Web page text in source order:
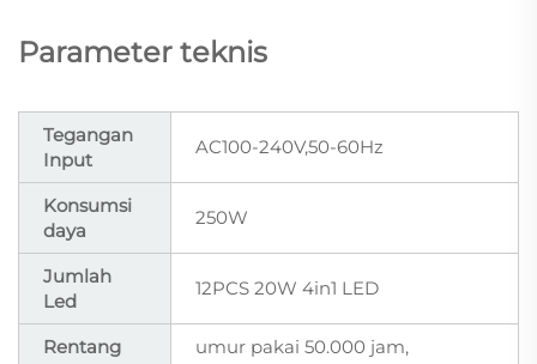
Parameter teknis
Tegangan
Input
AC100-240V,50-60Hz
Konsumsi
daya
250W
Jumlah
Led
12PCS 20W 4in1 LED
Rentang
umur pakai 50.000 jam,